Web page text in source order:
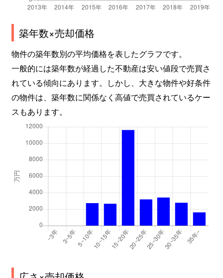
築年数×売却価格
物件の築年数別の平均価格を表したグラフです。
一般的には築年数が経過した不動産は安い値段で売買さ
れている傾向にあります。しかし、大きな物件や好条件
の物件は、築年数に関係なく高値で売買されているケー
スもあります。